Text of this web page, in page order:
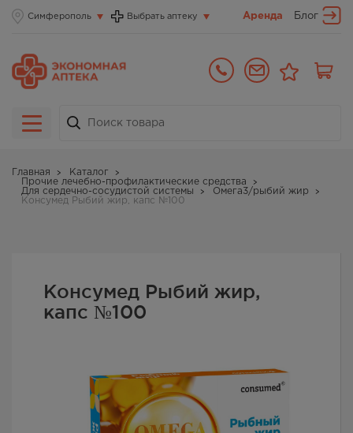
Симферополь Выбрать аптеку Аренда Блог
Главная
Каталог
Прочие лечебно-профилактические средства
Для сердечно-сосудистой системы
Омега3/рыбий жир
Консумед Рыбий жир, капс №100
Консумед Рыбий жир,
капс №100